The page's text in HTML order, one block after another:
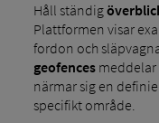
Håll ständig
Plattformen visar
fordon och
geofencesmeddelar
närmar sig en
specifikt område.